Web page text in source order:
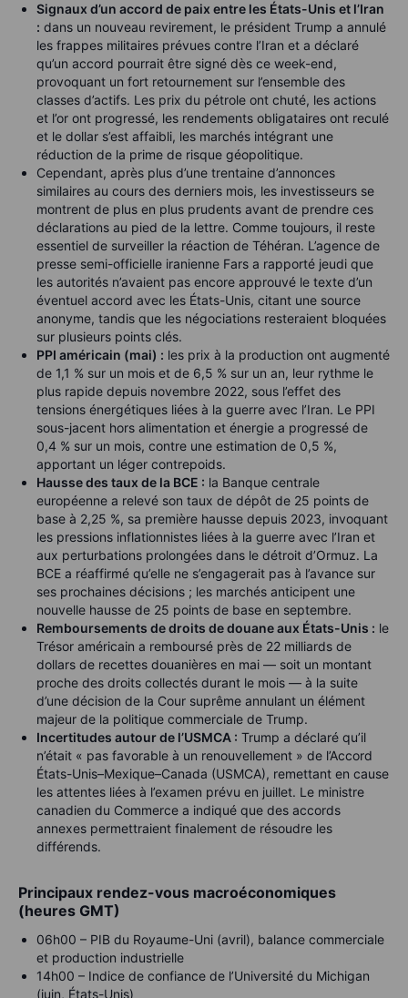
Signaux d’un accord de paix entre les États-Unis et l’Iran
: dans un nouveau revirement, le président Trump a annulé
les frappes militaires prévues contre l’Iran et a déclaré
qu’un accord pourrait être signé dès ce week-end,
provoquant un fort retournement sur l’ensemble des
classes d’actifs. Les prix du pétrole ont chuté, les actions
et l’or ont progressé, les rendements obligataires ont reculé
et le dollar s’est affaibli, les marchés intégrant une
réduction de la prime de risque géopolitique.
Cependant, après plus d’une trentaine d’annonces
similaires au cours des derniers mois, les investisseurs se
montrent de plus en plus prudents avant de prendre ces
déclarations au pied de la lettre. Comme toujours, il reste
essentiel de surveiller la réaction de Téhéran. L’agence de
presse semi-officielle iranienne Fars a rapporté jeudi que
les autorités n’avaient pas encore approuvé le texte d’un
éventuel accord avec les États-Unis, citant une source
anonyme, tandis que les négociations resteraient bloquées
sur plusieurs points clés.
PPI américain (mai) : les prix à la production ont augmenté
de 1,1 % sur un mois et de 6,5 % sur un an, leur rythme le
plus rapide depuis novembre 2022, sous l’effet des
tensions énergétiques liées à la guerre avec l’Iran. Le PPI
sous-jacent hors alimentation et énergie a progressé de
0,4 % sur un mois, contre une estimation de 0,5 %,
apportant un léger contrepoids.
Hausse des taux de la BCE : la Banque centrale
européenne a relevé son taux de dépôt de 25 points de
base à 2,25 %, sa première hausse depuis 2023, invoquant
les pressions inflationnistes liées à la guerre avec l’Iran et
aux perturbations prolongées dans le détroit d’Ormuz. La
BCE a réaffirmé qu’elle ne s’engagerait pas à l’avance sur
ses prochaines décisions ; les marchés anticipent une
nouvelle hausse de 25 points de base en septembre.
Remboursements de droits de douane aux États-Unis : le
Trésor américain a remboursé près de 22 milliards de
dollars de recettes douanières en mai — soit un montant
proche des droits collectés durant le mois — à la suite
d’une décision de la Cour suprême annulant un élément
majeur de la politique commerciale de Trump.
Incertitudes autour de l’USMCA : Trump a déclaré qu’il
n’était « pas favorable à un renouvellement » de l’Accord
États-Unis–Mexique–Canada (USMCA), remettant en cause
les attentes liées à l’examen prévu en juillet. Le ministre
canadien du Commerce a indiqué que des accords
annexes permettraient finalement de résoudre les
différends.
Principaux rendez-vous macroéconomiques
(heures GMT)
06h00 – PIB du Royaume-Uni (avril), balance commerciale
et production industrielle
14h00 – Indice de confiance de l’Université du Michigan
(juin, États-Unis)